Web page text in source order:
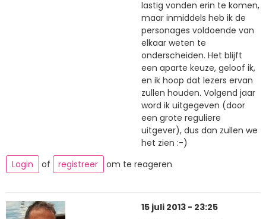
lastig vonden erin te komen,
maar inmiddels heb ik de
personages voldoende van
elkaar weten te
onderscheiden. Het blijft
een aparte keuze, geloof ik,
en ik hoop dat lezers ervan
zullen houden. Volgend jaar
word ik uitgegeven (door
een grote reguliere
uitgever), dus dan zullen we
het zien :-)
Login
of registreer om te reageren
15 juli 2013 - 23:25